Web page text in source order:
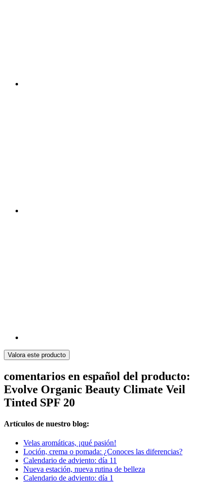
Valora este producto
comentarios en español del producto:
Evolve Organic Beauty Climate Veil
Tinted SPF 20
Artículos de nuestro blog:
Velas aromáticas, ¡qué pasión!
Loción, crema o pomada: ¿Conoces las diferencias?
Calendario de adviento: día 11
Nueva estación, nueva rutina de belleza
Calendario de adviento: día 1